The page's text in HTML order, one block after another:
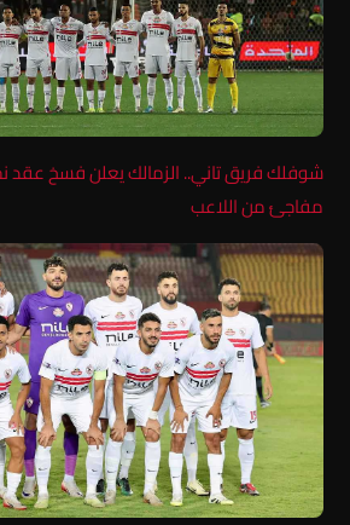
شوفلك فريق تاني.. الزمالك يعلن فسخ عقد
مفاجئ من اللاعب